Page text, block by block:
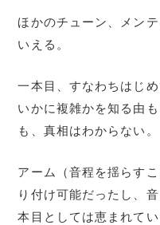
ほかのチューン、メン
いえる。
一本目、すなわちはじ
いかに複雑かを知る由
も、真相はわからない。
アーム（音程を揺らす
り付け可能だったし、
本目としては恵まれて